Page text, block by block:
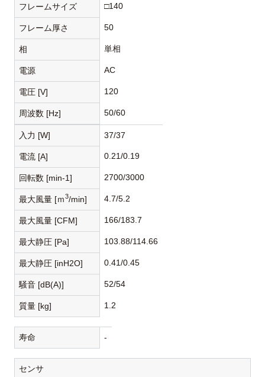
フレームサイズ □140
フレーム厚さ 50
相 単相
電源 AC
電圧 [V] 120
周波数 [Hz] 50/60
入力 [W] 37/37
電流 [A] 0.21/0.19
回転数 [min-1] 2700/3000
最大風量 [ｍ3/min] 4.7/5.2
最大風量 [CFM] 166/183.7
最大静圧 [Pa] 103.88/114.66
最大静圧 [inH2O] 0.41/0.45
騒音 [dB(A)] 52/54
質量 [kg] 1.2
寿命 -
センサ